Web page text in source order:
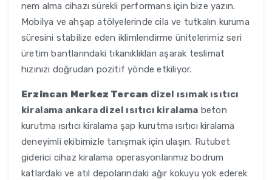
nem alma cihazı sürekli performans için bize yazın.
Mobilya ve ahşap atölyelerinde cila ve tutkalın kuruma
süresini stabilize eden iklimlendirme ünitelerimiz seri
üretim bantlarındaki tıkanıklıkları aşarak teslimat
hızınızı doğrudan pozitif yönde etkiliyor.
Erzincan Merkez Tercan dizel ısımak ısıtıcı
kiralama ankara dizel ısıtıcı kiralama beton
kurutma ısıtıcı kiralama şap kurutma ısıtıcı kiralama
deneyimli ekibimizle tanışmak için ulaşın. Rutubet
giderici cihaz kiralama operasyonlarımız bodrum
katlardaki ve atıl depolarındaki ağır kokuyu yok ederek